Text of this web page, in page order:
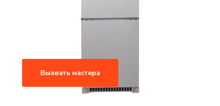
Вызвать мастера